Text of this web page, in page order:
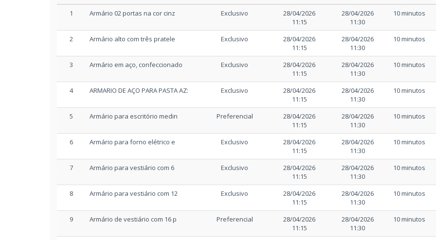
1 Armário 02 portas na cor cinz Exclusivo
28/04/2026
11:15
28/04/2026
11:30
10 minutos
2 Armário alto com três pratele Exclusivo
28/04/2026
11:15
28/04/2026
11:30
10 minutos
3 Armário em aço, confeccionado Exclusivo
28/04/2026
11:15
28/04/2026
11:30
10 minutos
4 ARMARIO DE AÇO PARA PASTA AZ: Exclusivo
28/04/2026
11:15
28/04/2026
11:30
10 minutos
5 Armário para escritório medin Preferencial
28/04/2026
11:15
28/04/2026
11:30
10 minutos
6 Armário para forno elétrico e Exclusivo
28/04/2026
11:15
28/04/2026
11:30
10 minutos
7 Armário para vestiário com 6 Exclusivo
28/04/2026
11:15
28/04/2026
11:30
10 minutos
8 Armário para vestiário com 12 Exclusivo
28/04/2026
11:15
28/04/2026
11:30
10 minutos
9 Armário de vestiário com 16 p Preferencial
28/04/2026
11:15
28/04/2026
11:30
10 minutos